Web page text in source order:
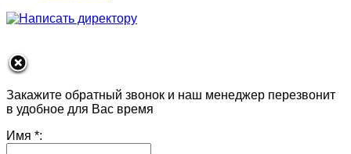
Закажите обратный звонок и наш менеджер перезвонит
в удобное для Вас время
Имя *: